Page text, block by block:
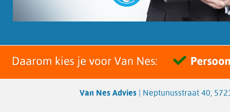
Van Nes Advies | Neptunusstraat 40,